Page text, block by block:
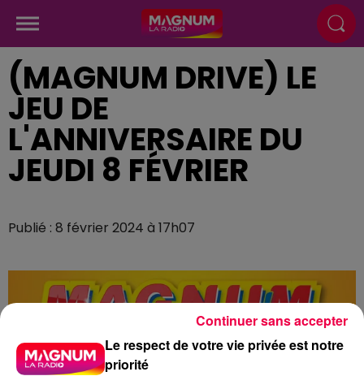
(MAGNUM DRIVE) LE
JEU DE
L'ANNIVERSAIRE DU
JEUDI 8 FÉVRIER
Publié : 8 février 2024 à 17h07
Le respect de votre vie privée est notre
priorité
Continuer sans accepter